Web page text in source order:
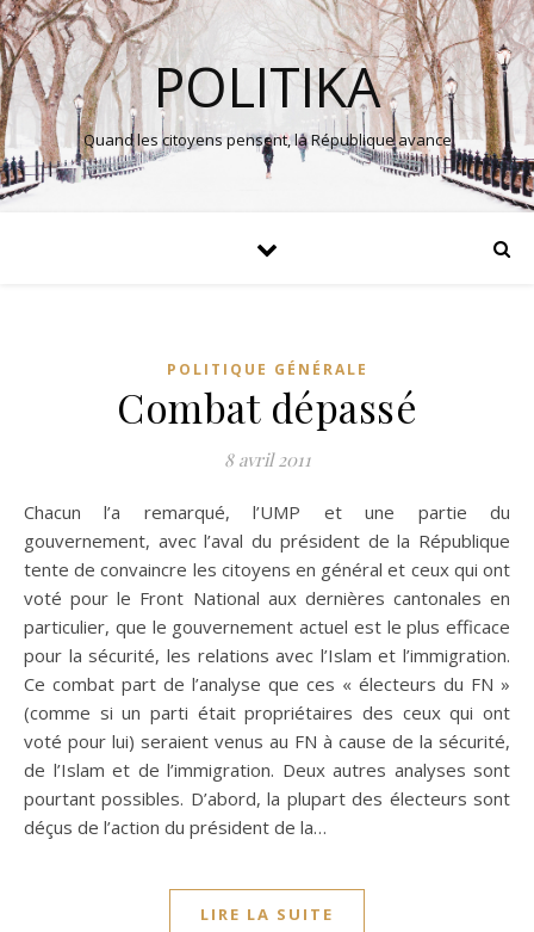
POLITIKA
Quand les citoyens pensent, la République avance
POLITIQUE GÉNÉRALE
Combat dépassé
8 avril 2011
Chacun l’a remarqué, l’UMP et une partie du
gouvernement, avec l’aval du président de la République
tente de convaincre les citoyens en général et ceux qui ont
voté pour le Front National aux dernières cantonales en
particulier, que le gouvernement actuel est le plus efficace
pour la sécurité, les relations avec l’Islam et l’immigration.
Ce combat part de l’analyse que ces « électeurs du FN »
(comme si un parti était propriétaires des ceux qui ont
voté pour lui) seraient venus au FN à cause de la sécurité,
de l’Islam et de l’immigration. Deux autres analyses sont
pourtant possibles. D’abord, la plupart des électeurs sont
déçus de l’action du président de la…
LIRE LA SUITE